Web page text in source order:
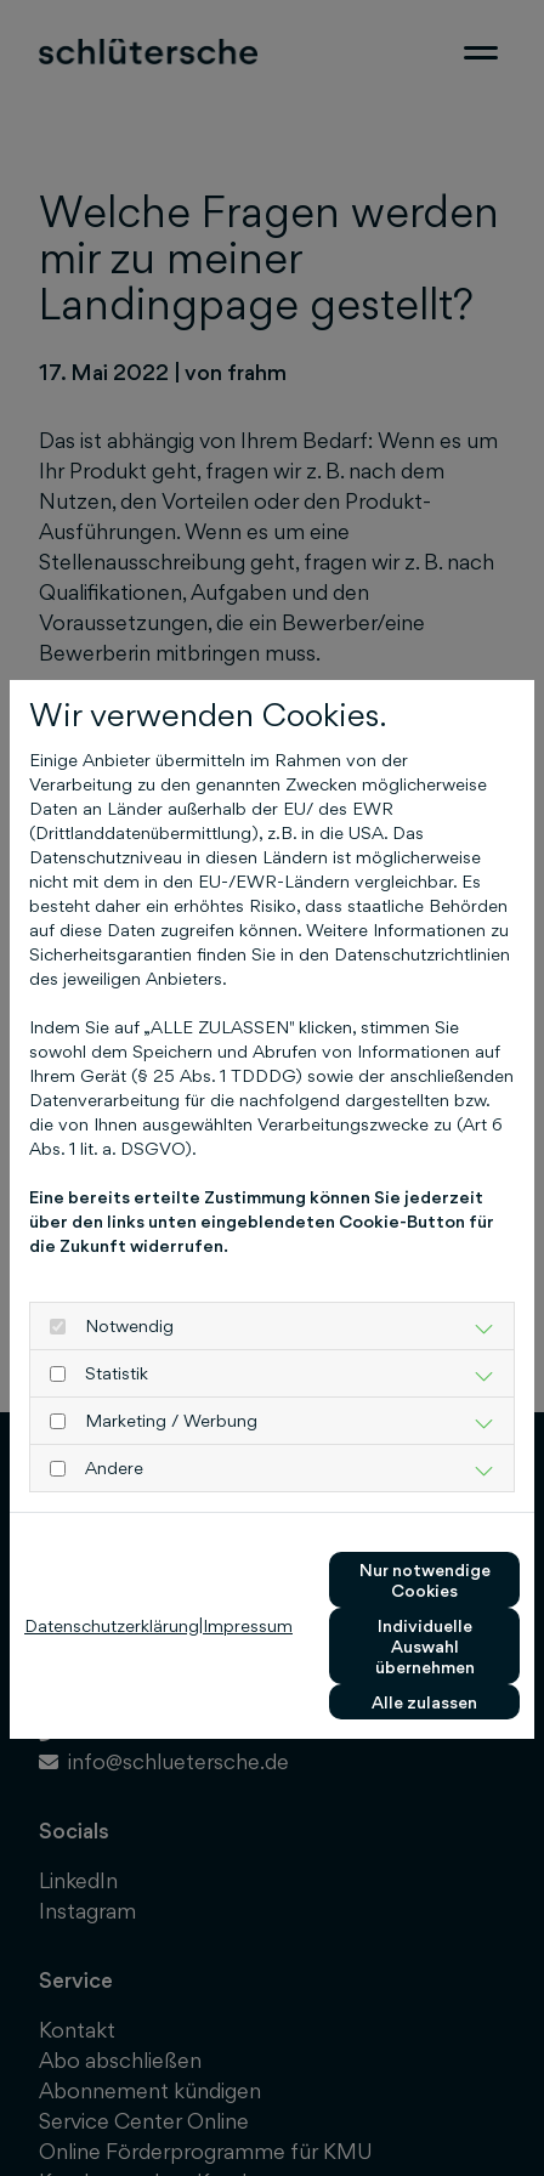
Welche Fragen werden
mir zu meiner
Landingpage gestellt?
17. Mai 2022 von frahm
Das ist abhängig von Ihrem Bedarf: Wenn es um
Ihr Produkt geht, fragen wir z. B. nach dem
Nutzen, den Vorteilen oder den Produkt-
Ausführungen. Wenn es um eine
Stellenausschreibung geht, fragen wir z. B. nach
Qualifikationen, Aufgaben und den
Voraussetzungen, die ein Bewerber/eine
Bewerberin mitbringen muss.
Das könnte Sie auch
interessieren
Ich habe meine
Zugangsdaten (E-Mail
und / oder Passwort) zu
COCO vergessen!
17. April 2025
Previous
Next
Schlütersche Verlagsgesellschaft mbH & Co.
info@schluetersche.de
Socials
LinkedIn
Instagram
Service
Kontakt
Abo abschließen
Abonnement kündigen
Service Center Online
Online Förderprogramme für KMU
Wir verwenden Cookies.
Einige Anbieter übermitteln im Rahmen von der
Verarbeitung zu den genannten Zwecken möglicherweise
Daten an Länder außerhalb der EU/ des EWR
(Drittlanddatenübermittlung), z.B. in die USA. Das
Datenschutzniveau in diesen Ländern ist möglicherweise
nicht mit dem in den EU-/EWR-Ländern vergleichbar. Es
besteht daher ein erhöhtes Risiko, dass staatliche Behörden
auf diese Daten zugreifen können. Weitere Informationen zu
Sicherheitsgarantien finden Sie in den Datenschutzrichtlinien
des jeweiligen Anbieters.
Indem Sie auf „ALLE ZULASSEN" klicken, stimmen Sie
sowohl dem Speichern und Abrufen von Informationen auf
Ihrem Gerät (§ 25 Abs. 1 TDDDG) sowie der anschließenden
Datenverarbeitung für die nachfolgend dargestellten bzw.
die von Ihnen ausgewählten Verarbeitungszwecke zu (Art 6
Abs. 1 lit. a. DSGVO).
Eine bereits erteilte Zustimmung können Sie jederzeit
über den links unten eingeblendeten Cookie-Button für
die Zukunft widerrufen.
Notwendig
Statistik
Marketing / Werbung
Andere
Datenschutzerklärung Impressum
Nur notwendige
Cookies
Individuelle
Auswahl
übernehmen
Alle zulassen